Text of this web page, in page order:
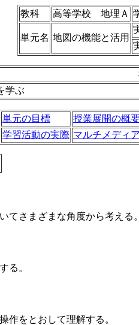
教科 高等学校 地理Ａ
単元名 地図の機能と活用
学ぶ
単元の目標 授業展開の概
学習活動の実際 マルチメディ
さまざまな角度から考える
る。
作をとおして理解する。